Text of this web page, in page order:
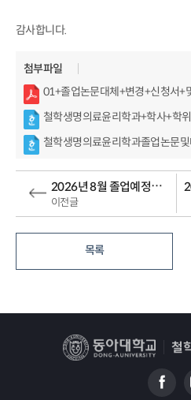
감사합니다.
첨부파일
이전글
2026년 8월 졸업예정자 졸업논문 계획서 및 졸업요건 제출 안내
목록
철